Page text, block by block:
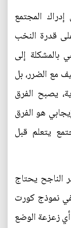
المجتمع
قدرة النخب
بالمشكلة إلى
مع الضرر، بل
يصبح الفرق
هو الفرق
يتعلم قبل
الناجح يحتاج
نموذج كورت
أي زعزعة الوضع